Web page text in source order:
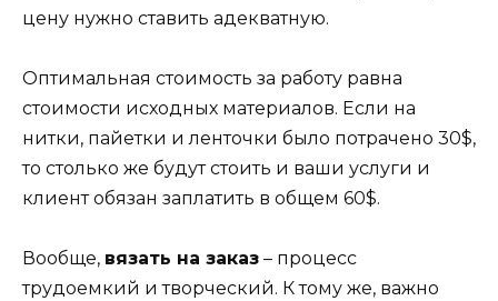
цену нужно ставить адекватную.
Оптимальная стоимость за работу равна
стоимости исходных материалов. Если на
нитки, пайетки и ленточки было потрачено 30$,
то столько же будут стоить и ваши услуги и
клиент обязан заплатить в общем 60$.
Вообще, вязать на заказ – процесс
трудоемкий и творческий. К тому же, важно